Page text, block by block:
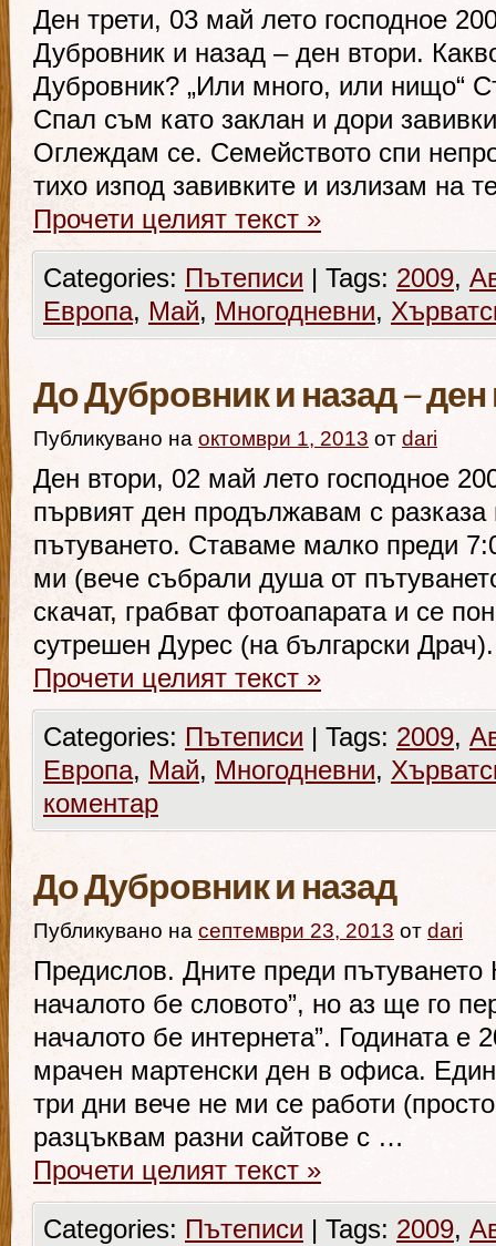
Ден трети, 03 май лето господное
Дубровник и назад – ден втори.
Дубровник? „Или много, или нищо“
Спал съм като заклан и дори
Оглеждам се. Семейството спи
тихо изпод завивките и излизам на
Прочети целият текст »
Categories: Пътеписи | Tags: 2009,
Европа, Май, Многодневни,
До Дубровник и назад –
Публикувано на октомври 1, 2013 от dari
Ден втори, 02 май лето господное
първият ден продължавам с разказа
пътуването. Ставаме малко преди
ми (вече събрали душа от
скачат, грабват фотоапарата и се
сутрешен Дурес (на български
Прочети целият текст »
Categories: Пътеписи | Tags: 2009,
Европа, Май, Многодневни,
коментар
До Дубровник и назад
Публикувано на септември 23, 2013 от dari
Предислов. Дните преди пътуването
началото бе словото”, но аз ще го
началото бе интернета”. Годината е
мрачен мартенски ден в офиса.
три дни вече не ми се работи
разцъквам разни сайтове с …
Прочети целият текст »
Categories: Пътеписи | Tags: 2009,